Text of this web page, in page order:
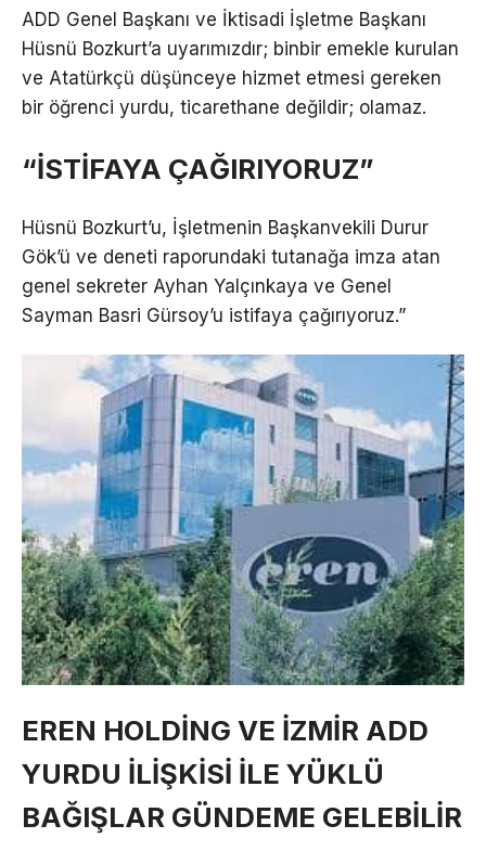
ADD Genel Başkanı ve İktisadi İşletme Başkanı
Hüsnü Bozkurt’a uyarımızdır; binbir emekle kurulan
ve Atatürkçü düşünceye hizmet etmesi gereken
bir öğrenci yurdu, ticarethane değildir; olamaz.
“İSTİFAYA ÇAĞIRIYORUZ”
Hüsnü Bozkurt’u, İşletmenin Başkanvekili Durur
Gök’ü ve deneti raporundaki tutanağa imza atan
genel sekreter Ayhan Yalçınkaya ve Genel
Sayman Basri Gürsoy’u istifaya çağırıyoruz.”
EREN HOLDİNG VE İZMİR ADD
YURDU İLİŞKİSİ İLE YÜKLÜ
BAĞIŞLAR GÜNDEME GELEBİLİR